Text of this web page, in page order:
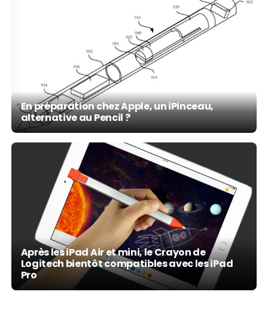
En préparation chez Apple, un iPinceau,
alternative au Pencil ?
Après les iPad Air et mini, le Crayon de
Logitech bientôt compatibles avec les iPad
Pro